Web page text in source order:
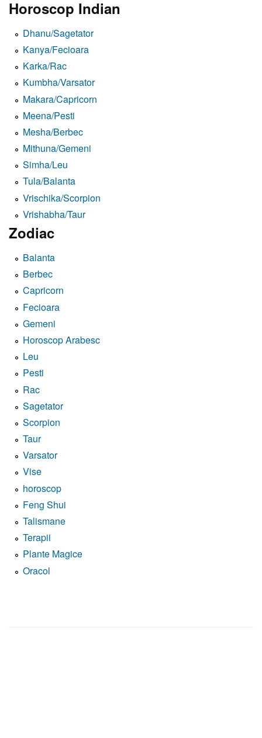
Horoscop Indian
Dhanu/Sagetator
Kanya/Fecioara
Karka/Rac
Kumbha/Varsator
Makara/Capricorn
Meena/Pesti
Mesha/Berbec
Mithuna/Gemeni
Simha/Leu
Tula/Balanta
Vrischika/Scorpion
Vrishabha/Taur
Zodiac
Balanta
Berbec
Capricorn
Fecioara
Gemeni
Horoscop Arabesc
Leu
Pesti
Rac
Sagetator
Scorpion
Taur
Varsator
Vise
horoscop
Feng Shui
Talismane
Terapii
Plante Magice
Oracol